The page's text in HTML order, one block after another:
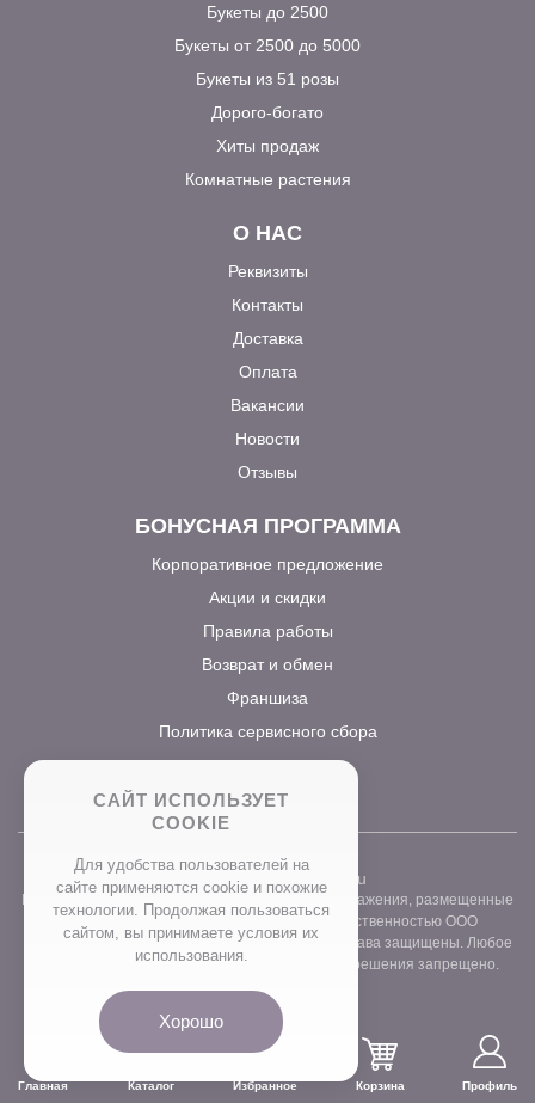
Главная Каталог Избранное Корзина Профиль
Букеты до 2500
Букеты от 2500 до 5000
Букеты из 51 розы
Дорого-богато
Хиты продаж
Комнатные растения
О НАС
Реквизиты
Контакты
Доставка
Оплата
Вакансии
Новости
Отзывы
БОНУСНАЯ ПРОГРАММА
Корпоративное предложение
Акции и скидки
Правила работы
Возврат и обмен
Франшиза
Политика сервисного сбора
www.prostocvet.ru
Вся текстовая информация и графические изображения, размещенные
на сайте интернет-магазина, являются собственностью ООО
«ПРОСТОБУКЕТ» ОГРН 1157746211248. Все права защищены. Любое
использование контента без письменного разрешения запрещено.
САЙТ ИСПОЛЬЗУЕТ
COOKIE
Для удобства пользователей на
сайте применяются сookie и похожие
технологии. Продолжая пользоваться
сайтом, вы принимаете условия их
использования.
Хорошо